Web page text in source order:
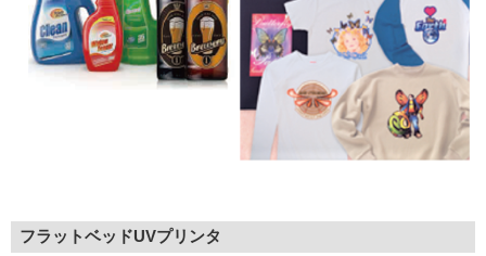
フラットベッドUVプリンタ